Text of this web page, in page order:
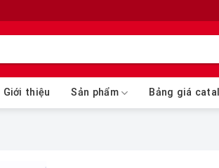
Giới thiệu Sản phẩm Bảng giá